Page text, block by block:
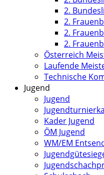
2.
2.
2.
2.
Österreich
Laufende
Technische
Jugend
Jugend
Kader Jugend
ÖM Jugend
WM/EM